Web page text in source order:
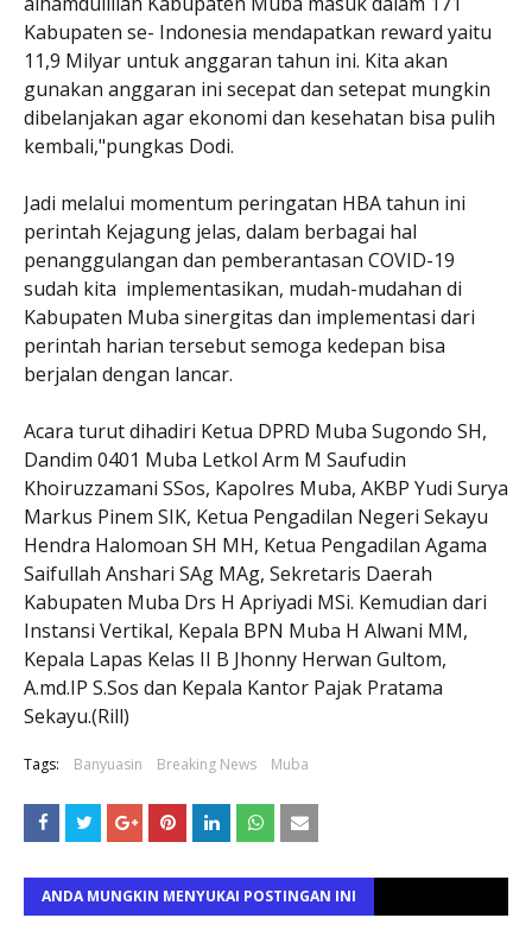
Kabupaten se- Indonesia mendapatkan reward yaitu
11,9 Milyar untuk anggaran tahun ini. Kita akan
gunakan anggaran ini secepat dan setepat mungkin
dibelanjakan agar ekonomi dan kesehatan bisa pulih
kembali,"pungkas Dodi.
Jadi melalui momentum peringatan HBA tahun ini
perintah Kejagung jelas, dalam berbagai hal
penanggulangan dan pemberantasan COVID-19
sudah kita implementasikan, mudah-mudahan di
Kabupaten Muba sinergitas dan implementasi dari
perintah harian tersebut semoga kedepan bisa
berjalan dengan lancar.
Acara turut dihadiri Ketua DPRD Muba Sugondo SH,
Dandim 0401 Muba Letkol Arm M Saufudin
Khoiruzzamani SSos, Kapolres Muba, AKBP Yudi Surya
Markus Pinem SIK, Ketua Pengadilan Negeri Sekayu
Hendra Halomoan SH MH, Ketua Pengadilan Agama
Saifullah Anshari SAg MAg, Sekretaris Daerah
Kabupaten Muba Drs H Apriyadi MSi. Kemudian dari
Instansi Vertikal, Kepala BPN Muba H Alwani MM,
Kepala Lapas Kelas II B Jhonny Herwan Gultom,
A.md.IP S.Sos dan Kepala Kantor Pajak Pratama
Sekayu.(Rill)
Tags: Banyuasin Breaking News Muba
ANDA MUNGKIN MENYUKAI POSTINGAN INI